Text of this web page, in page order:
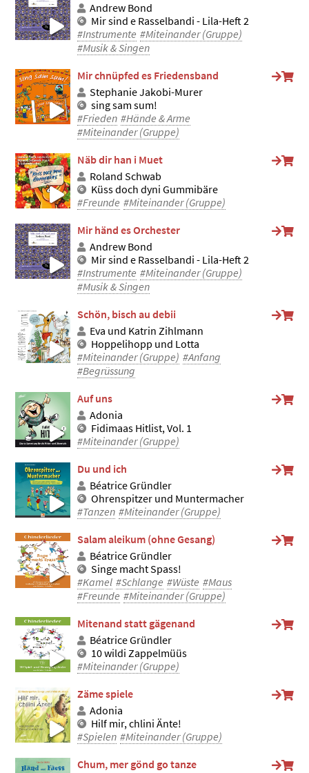
Andrew Bond
Mir sind e Rasselbandi - Lila-Heft 2
#Instrumente #Miteinander (Gruppe)
#Musik & Singen
Mir chnüpfed es Friedensband
Stephanie Jakobi-Murer
sing sam sum!
#Frieden #Hände & Arme
#Miteinander (Gruppe)
Näb dir han i Muet
Roland Schwab
Küss doch dyni Gummibäre
#Freunde #Miteinander (Gruppe)
Mir händ es Orchester
Andrew Bond
Mir sind e Rasselbandi - Lila-Heft 2
#Instrumente #Miteinander (Gruppe)
#Musik & Singen
Schön, bisch au debii
Eva und Katrin Zihlmann
Hoppelihopp und Lotta
#Miteinander (Gruppe) #Anfang
#Begrüssung
Auf uns
Adonia
Fidimaas Hitlist, Vol. 1
#Miteinander (Gruppe)
Du und ich
Béatrice Gründler
Ohrenspitzer und Muntermacher
#Tanzen #Miteinander (Gruppe)
Salam aleikum (ohne Gesang)
Béatrice Gründler
Singe macht Spass!
#Kamel #Schlange #Wüste #Maus
#Freunde #Miteinander (Gruppe)
Mitenand statt gägenand
Béatrice Gründler
10 wildi Zappelmüüs
#Miteinander (Gruppe)
Zäme spiele
Adonia
Hilf mir, chlini Änte!
#Spielen #Miteinander (Gruppe)
Chum, mer gönd go tanze